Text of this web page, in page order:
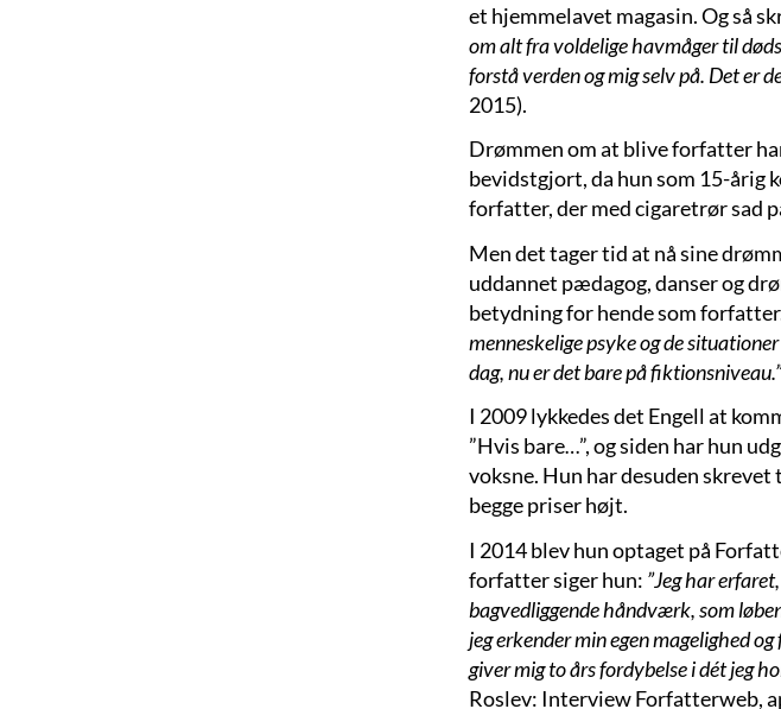
et hjemmelavet magasin. Og så
om alt fra voldelige havmåger til
forstå verden og mig selv på. Det er
2015).
Drømmen om at blive forfatter
bevidstgjort, da hun som 15-årig
forfatter, der med cigaretrør sad
Men det tager tid at nå sine
uddannet pædagog, danser og
betydning for hende som
menneskelige psyke og de
dag, nu er det bare på fiktionsniveau.”
I 2009 lykkedes det Engell at
”Hvis bare…”, og siden har hun
voksne. Hun har desuden
begge priser højt.
I 2014 blev hun optaget på
forfatter siger hun: ”Jeg har
bagvedliggende håndværk, som
jeg erkender min egen magelighed
giver mig to års fordybelse i dét jeg
Roslev: Interview Forfatterweb,